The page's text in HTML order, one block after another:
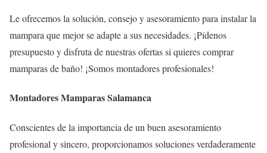
Le ofrecemos la solución, consejo y asesoramiento para instalar la
mampara que mejor se adapte a sus necesidades. ¡Pídenos
presupuesto y disfruta de nuestras ofertas si quieres comprar
mamparas de baño! ¡Somos montadores profesionales!
Montadores Mamparas Salamanca
Conscientes de la importancia de un buen asesoramiento
profesional y sincero, proporcionamos soluciones verdaderamente